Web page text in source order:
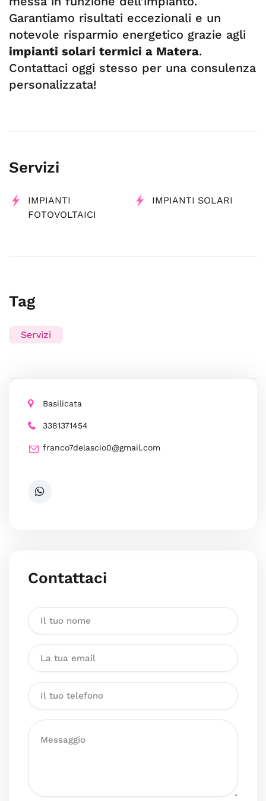
Garantiamo risultati eccezionali e un
notevole risparmio energetico grazie agli
impianti solari termici a Matera.
Contattaci oggi stesso per una consulenza
personalizzata!
Servizi
IMPIANTI
FOTOVOLTAICI
IMPIANTI SOLARI
Tag
Servizi
Basilicata
3381371454
franco7delascio0@gmail.com
Contattaci